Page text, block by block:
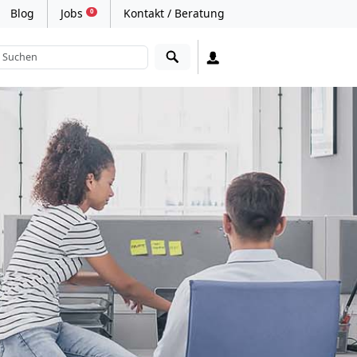
Blog Jobs 0 Kontakt / Beratung